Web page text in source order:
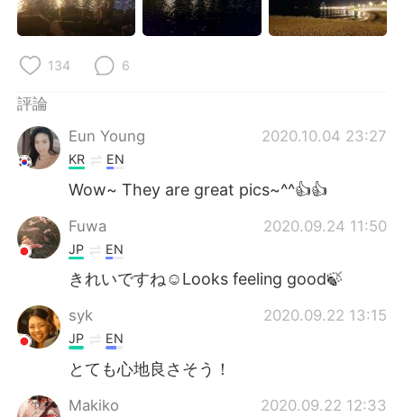
Türkçe Tiếng Việt
Português
134 6
評論
Eun Young
2020.10.04 23:27
KR EN
Wow~ They are great pics~^^👍👍
Fuwa 2020.09.24 11:50
JP EN
きれいですね☺️Looks feeling good🍃
syk 2020.09.22 13:15
JP EN
とても心地良さそう！
Makiko 2020.09.22 12:33